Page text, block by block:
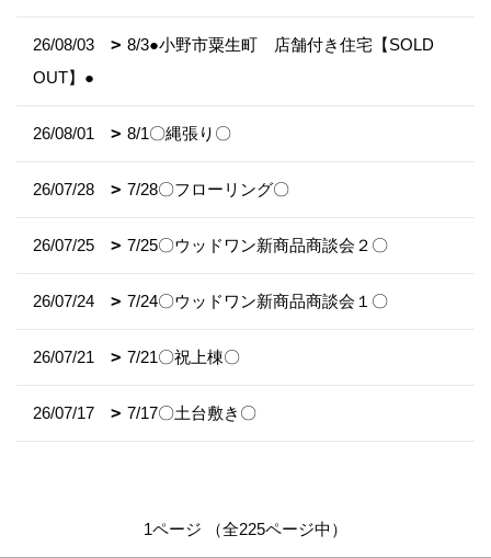
26/08/03
8/3●小野市粟生町 店舗付き住宅【SOLD
OUT】●
26/08/01 8/1〇縄張り〇
26/07/28 7/28〇フローリング〇
26/07/25 7/25〇ウッドワン新商品商談会２〇
26/07/24 7/24〇ウッドワン新商品商談会１〇
26/07/21 7/21〇祝上棟〇
26/07/17 7/17〇土台敷き〇
1ページ （全225ページ中）